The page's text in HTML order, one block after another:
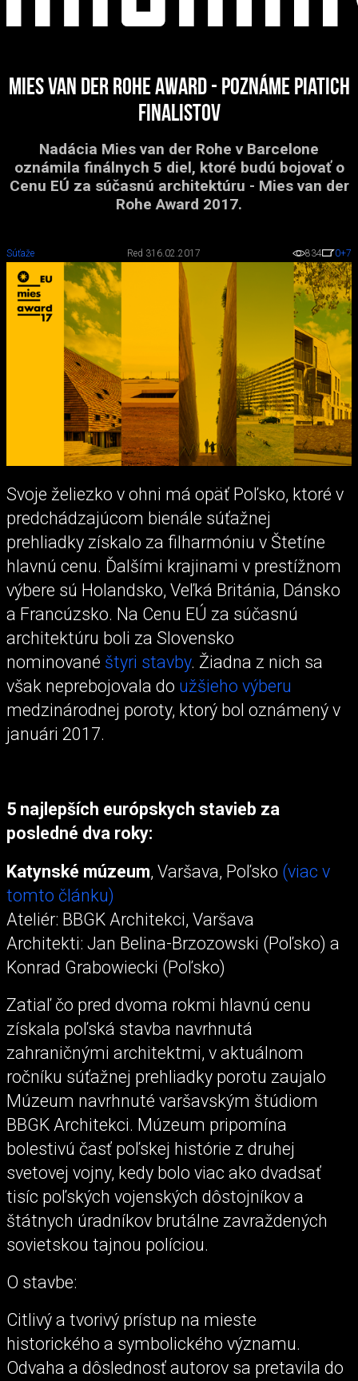
Mies van der Rohe award - poznáme piatich
finalistov
Nadácia Mies van der Rohe v Barcelone
oznámila finálnych 5 diel, ktoré budú bojovať o
Cenu EÚ za súčasnú architektúru - Mies van der
Rohe Award 2017.
Súťaže Red 316.02.2017 834 0+7
Svoje želiezko v ohni má opäť Poľsko, ktoré v
predchádzajúcom bienále súťažnej
prehliadky získalo za filharmóniu v Štetíne
hlavnú cenu. Ďalšími krajinami v prestížnom
výbere sú Holandsko, Veľká Británia, Dánsko
a Francúzsko. Na Cenu EÚ za súčasnú
architektúru boli za Slovensko
nominované štyri stavby. Žiadna z nich sa
však neprebojovala do užšieho výberu
medzinárodnej poroty, ktorý bol oznámený v
januári 2017.
5 najlepších európskych stavieb za
posledné dva roky:
Katynské múzeum, Varšava, Poľsko (viac v
tomto článku)
Ateliér: BBGK Architekci, Varšava
Architekti: Jan Belina-Brzozowski (Poľsko) a
Konrad Grabowiecki (Poľsko)
Zatiaľ čo pred dvoma rokmi hlavnú cenu
získala poľská stavba navrhnutá
zahraničnými architektmi, v aktuálnom
ročníku súťažnej prehliadky porotu zaujalo
Múzeum navrhnuté varšavským štúdiom
BBGK Architekci. Múzeum pripomína
bolestivú časť poľskej histórie z druhej
svetovej vojny, kedy bolo viac ako dvadsať
tisíc poľských vojenských dôstojníkov a
štátnych úradníkov brutálne zavraždených
sovietskou tajnou políciou.
O stavbe:
Citlivý a tvorivý prístup na mieste
historického a symbolického významu.
Odvaha a dôslednosť autorov sa pretavila do